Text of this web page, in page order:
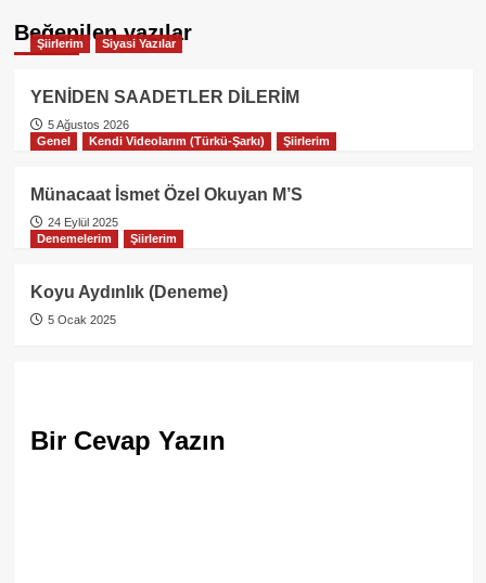
Beğenilen yazılar
Şiirlerim Siyasi Yazılar
YENİDEN SAADETLER DİLERİM
5 Ağustos 2026
Genel
Kendi Videolarım (Türkü-Şarkı) Şiirlerim
Münacaat İsmet Özel Okuyan M’S
24 Eylül 2025
Denemelerim
Şiirlerim
Koyu Aydınlık (Deneme)
5 Ocak 2025
Bir Cevap Yazın